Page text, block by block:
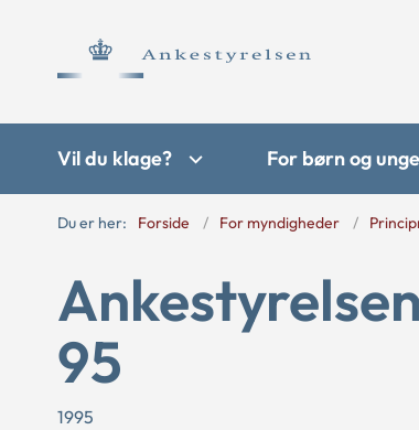
Vil du klage? For børn og unge
Du er her: Forside For myndigheder
95
1995